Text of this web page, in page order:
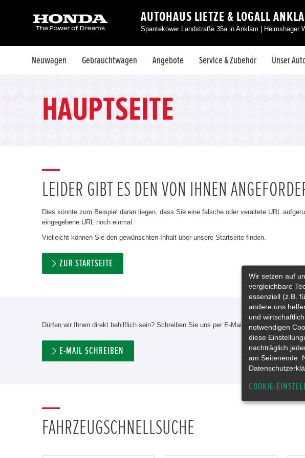
AUTOHAUS LIETZE & LOGALL
Spantekower Landstraße 35a in Anklam | Helmshäger
Neuwagen Gebrauchtwagen Angebote Service & Zubehör Unser
HAUPTSEITE
LEIDER GIBT ES DEN VON IHNEN
Dies könnte zum Beispiel daran liegen, dass Sie eine falsche oder veraltete URL
eingegebene URL noch einmal.
Vielleicht können Sie den gewünschten Inhalt über unsere Startseite finden.
ZUR STARTSEITE
Dürfen wir Ihnen direkt behilflich sein? Schreiben Sie uns per E-Mail oder rufen Sie uns
E-MAIL SCHREIBEN
FAHRZEUGSCHNELLSUCHE
Wir setzen auf
vergleichbare
essenziell (z.B.
andere uns
und
notwendigen
diese
nachträglich
am Seitenende.
COOKIE-